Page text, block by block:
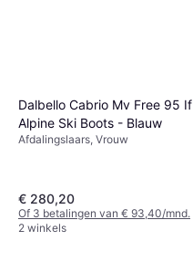
Dalbello Cabrio Mv Free 95 If
Alpine Ski Boots - Blauw
Afdalingslaars, Vrouw
€ 280,20
Of 3 betalingen van € 93,40/mnd.
2 winkels